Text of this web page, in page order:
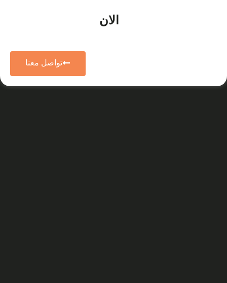
الان
تواصل معنا